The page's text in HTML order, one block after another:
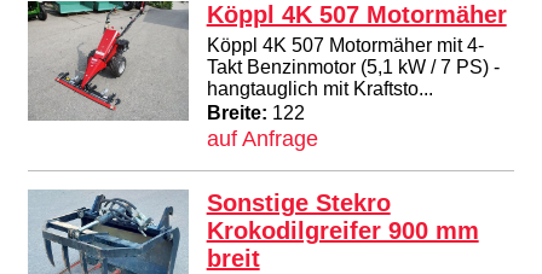
Köppl 4K 507 Motormäher
Köppl 4K 507 Motormäher mit 4-
Takt Benzinmotor (5,1 kW / 7 PS) -
hangtauglich mit Kraftsto...
Breite: 122
auf Anfrage
Sonstige Stekro
Krokodilgreifer 900 mm
breit